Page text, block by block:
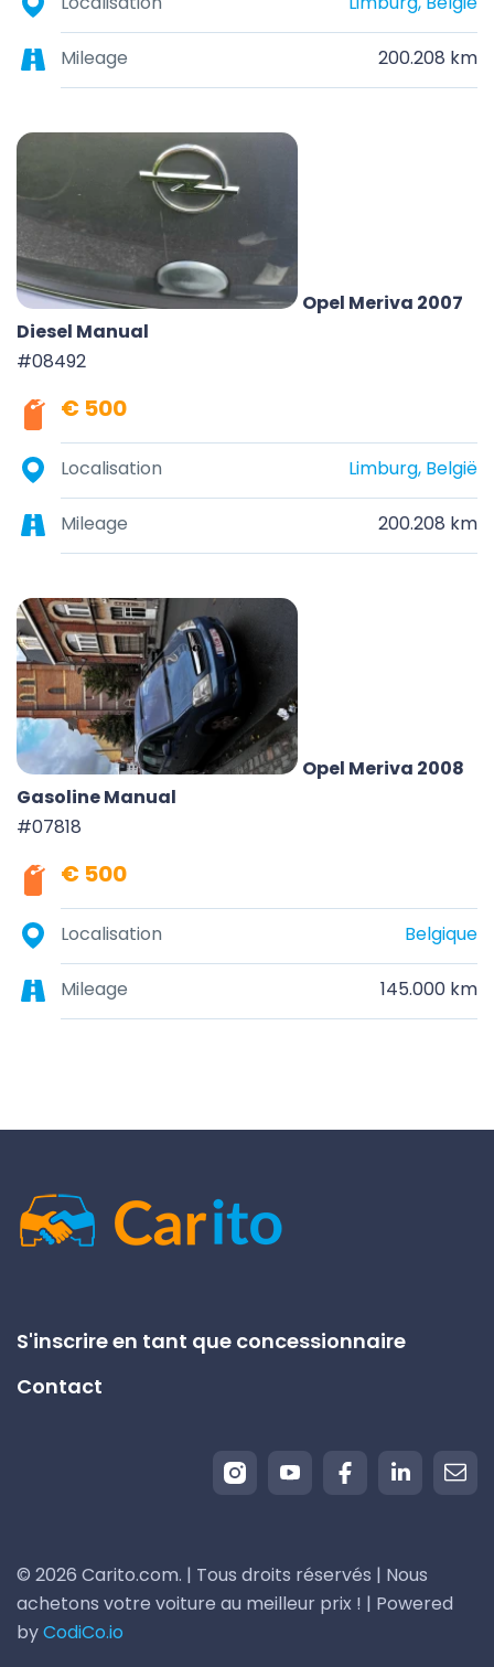
Mileage 200.208 km
Opel Meriva 2007
Diesel Manual
#08492
€ 500
Localisation Limburg, België
Mileage 200.208 km
Opel Meriva 2008
Gasoline Manual
#07818
€ 500
Localisation Belgique
Mileage 145.000 km
S'inscrire en tant que concessionnaire
Contact
© 2026 Carito.com. | Tous droits réservés | Nous
achetons votre voiture au meilleur prix ! | Powered
byCodiCo.io